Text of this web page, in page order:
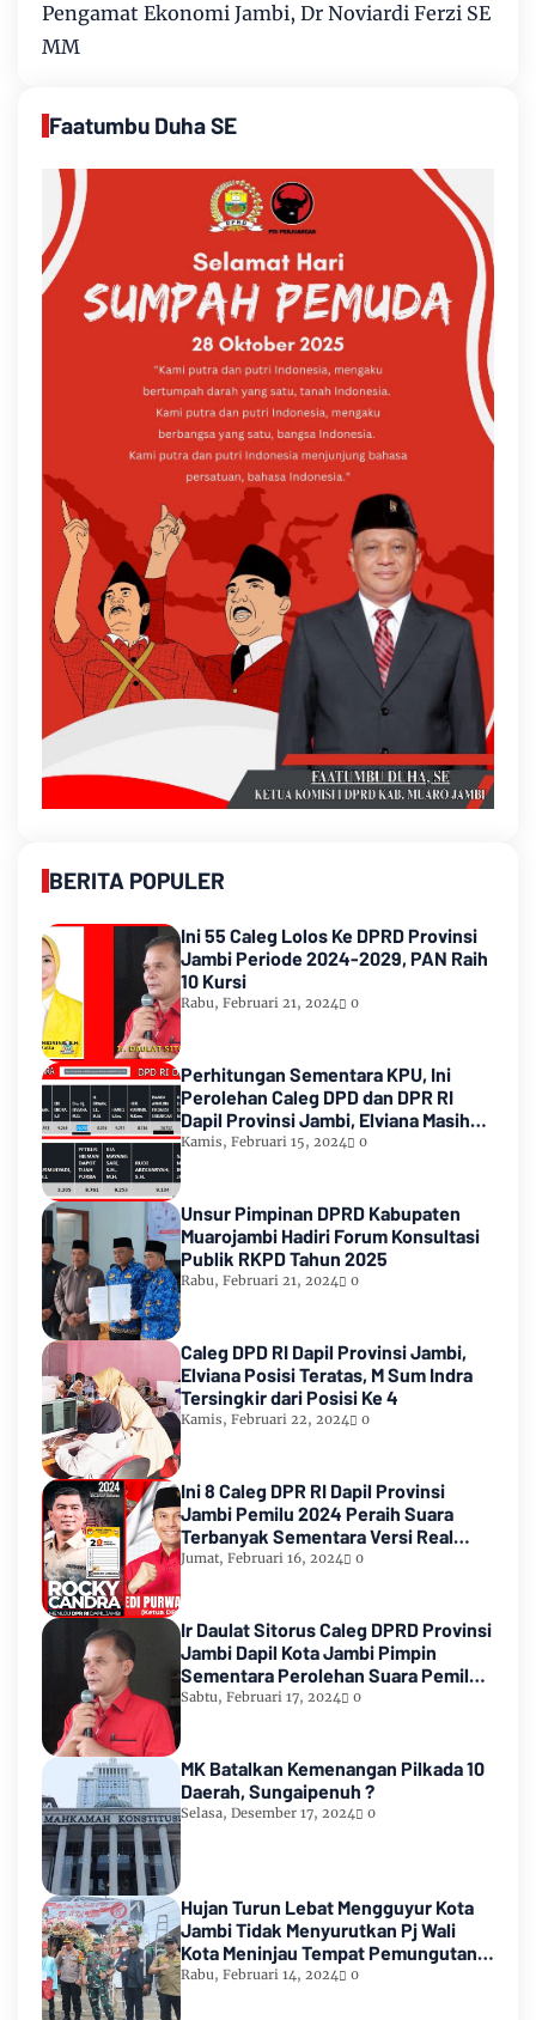
Pengamat Ekonomi Jambi, Dr Noviardi Ferzi SE
MM
Faatumbu Duha SE
BERITA POPULER
Ini 55 Caleg Lolos Ke DPRD Provinsi
Jambi Periode 2024-2029, PAN Raih
10 Kursi
Rabu, Februari 21, 2024 0
Perhitungan Sementara KPU, Ini
Perolehan Caleg DPD dan DPR RI
Dapil Provinsi Jambi, Elviana Masih
Urutan Kedua Teratas
Kamis, Februari 15, 2024 0
Unsur Pimpinan DPRD Kabupaten
Muarojambi Hadiri Forum Konsultasi
Publik RKPD Tahun 2025
Rabu, Februari 21, 2024 0
Caleg DPD RI Dapil Provinsi Jambi,
Elviana Posisi Teratas, M Sum Indra
Tersingkir dari Posisi Ke 4
Kamis, Februari 22, 2024 0
Ini 8 Caleg DPR RI Dapil Provinsi
Jambi Pemilu 2024 Peraih Suara
Terbanyak Sementara Versi Real
Count KPU RI
Jumat, Februari 16, 2024 0
Ir Daulat Sitorus Caleg DPRD Provinsi
Jambi Dapil Kota Jambi Pimpin
Sementara Perolehan Suara Pemilu
2024
Sabtu, Februari 17, 2024 0
MK Batalkan Kemenangan Pilkada 10
Daerah, Sungaipenuh ?
Selasa, Desember 17, 2024 0
Hujan Turun Lebat Mengguyur Kota
Jambi Tidak Menyurutkan Pj Wali
Kota Meninjau Tempat Pemungutan
Suara Pemilu 2024
Rabu, Februari 14, 2024 0